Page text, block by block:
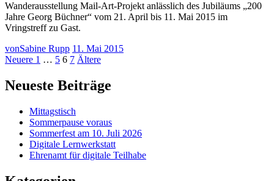
Wanderausstellung Mail-Art-Projekt anlässlich des Jubiläums „200
Jahre Georg Büchner“ vom 21. April bis 11. Mai 2015 im
Vringstreff zu Gast.
vonSabine Rupp 11. Mai 2015
Seitennummerierung
der
Beiträge
Neuere Neuere
Seite
1 … Seite
5 Seite
6 Seite
7 ÄltereÄltere
Neueste Beiträge
Mittagstisch
Sommerpause voraus
Sommerfest am 10. Juli 2026
Digitale Lernwerkstatt
Ehrenamt für digitale Teilhabe